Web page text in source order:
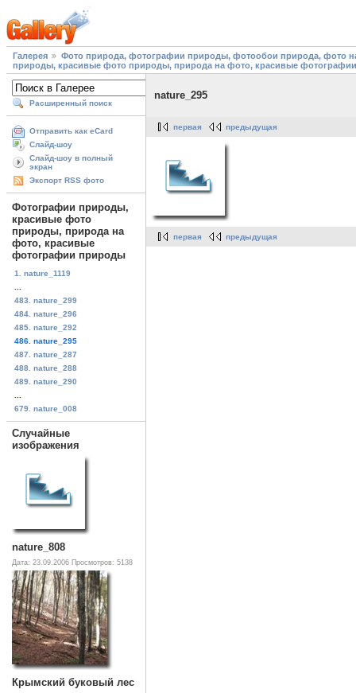
Галерея
Фото природа, фотографии природы, фотообои природа, фото
природы, красивые фото природы, природа на фото, красивые
Расширенный поиск
Отправить как eCard
Слайд-шоу
Слайд-шоу в полный
экран
Экспорт RSS фото
Фотографии природы,
красивые фото
природы, природа на
фото, красивые
фотографии природы
1. nature_1119
483. nature_299
484. nature_296
485. nature_292
486. nature_295
487. nature_287
488. nature_288
489. nature_290
679. nature_008
Случайные
изображения
nature_808
Дата: 23.09.2006 Просмотров: 5138
Крымский буковый лес
nature_295
первая предыдущая
первая предыдущая